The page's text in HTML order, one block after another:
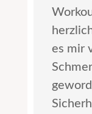
es mir